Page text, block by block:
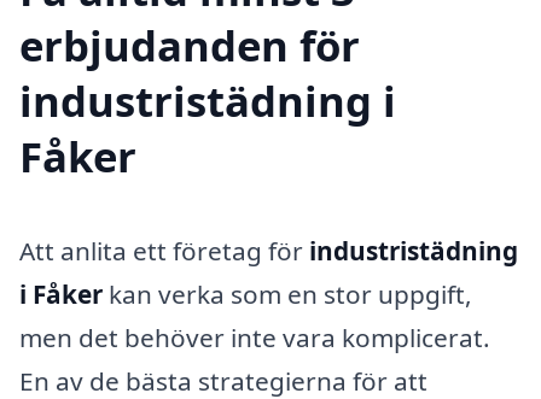
erbjudanden för
industristädning i
Fåker
Att anlita ett företag för industristädning
i Fåker kan verka som en stor uppgift,
men det behöver inte vara komplicerat.
En av de bästa strategierna för att